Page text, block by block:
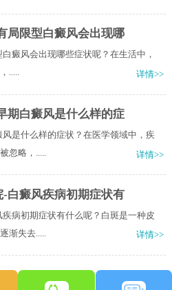
局限型白癜风会出现哪
癜风会出现哪些症状呢？​在生活中，
.....
详情>>
期白癜风是什么样的症
是什么样的症状？在医学领域中，疾
忽略，.....
详情>>
白癜风疾病初期症状有
病初期症状有什么呢？白斑是一种皮
渐失去.....
详情>>